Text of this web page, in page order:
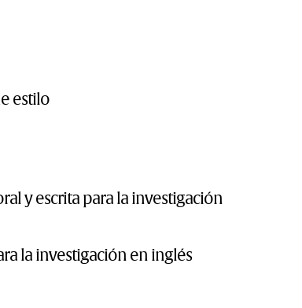
estilo
y escrita para la investigación
la investigación en inglés